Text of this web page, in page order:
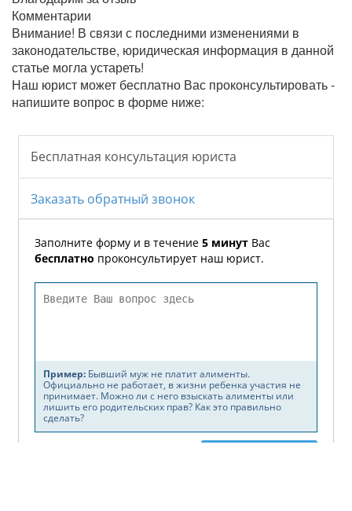
Комментарии
Внимание! В связи с последними изменениями в
законодательстве, юридическая информация в данной
статье могла устареть!
Наш юрист может бесплатно Вас проконсультировать -
напишите вопрос в форме ниже: